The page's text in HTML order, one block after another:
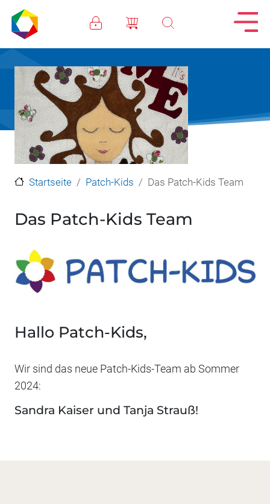
Direkt zum Inhalt
Startseite Patch-Kids Das Patch-Kids Team
Das Patch-Kids Team
Hallo Patch-Kids,
Wir sind das neue Patch-Kids-Team ab Sommer
2024:
Sandra Kaiser und Tanja Strauß!